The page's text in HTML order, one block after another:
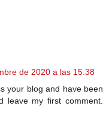
de 2020 a las 15:38
your blog and have been
leave my first comment.